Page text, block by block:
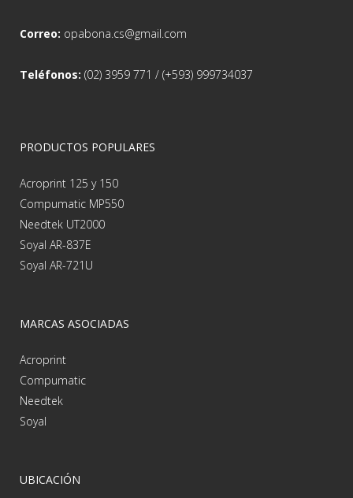
Correo: opabona.cs@gmail.com
Teléfonos: (02) 3959 771 / (+593) 999734037
PRODUCTOS POPULARES
Acroprint 125 y 150
Compumatic MP550
Needtek UT2000
Soyal AR-837E
Soyal AR-721U
MARCAS ASOCIADAS
Acroprint
Compumatic
Needtek
Soyal
UBICACIÓN